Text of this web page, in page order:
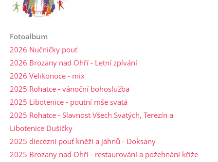
Fotoalbum
2026 Nučničky pouť
2026 Brozany nad Ohří - Letní zpívání
2026 Velikonoce - mix
2025 Rohatce - vánoční bohoslužba
2025 Libotenice - poutní mše svatá
2025 Rohatce - Slavnost Všech Svatých, Terezín a
Libotenice Dušičky
2025 diecézní pouť kněží a jáhnů - Doksany
2025 Brozany nad Ohří - restaurování a požehnání kříže